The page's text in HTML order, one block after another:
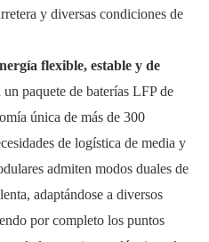
y diversas condiciones de
flexible, estable y de
paquete de baterías LFP de
única de más de 300
de logística de media y
admiten modos duales de
adaptándose a diversos
por completo los puntos